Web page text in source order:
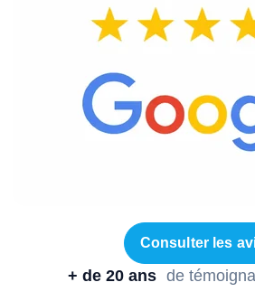
Consulter les
+ de 20 ans de